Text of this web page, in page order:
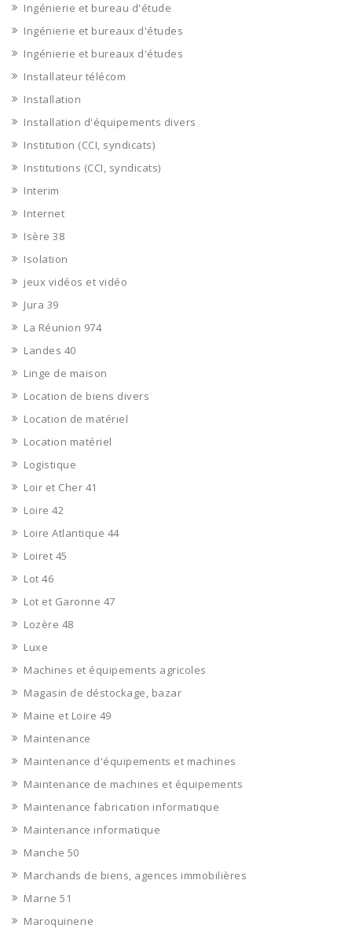
Ingénierie et bureau d'étude
Ingénierie et bureaux d'études
Ingénierie et bureaux d'études
Installateur télécom
Installation
Installation d'équipements divers
Institution (CCI, syndicats)
Institutions (CCI, syndicats)
Interim
Internet
Isère 38
Isolation
jeux vidéos et vidéo
Jura 39
La Réunion 974
Landes 40
Linge de maison
Location de biens divers
Location de matériel
Location matériel
Logistique
Loir et Cher 41
Loire 42
Loire Atlantique 44
Loiret 45
Lot 46
Lot et Garonne 47
Lozère 48
Luxe
Machines et équipements agricoles
Magasin de déstockage, bazar
Maine et Loire 49
Maintenance
Maintenance d'équipements et machines
Maintenance de machines et équipements
Maintenance fabrication informatique
Maintenance informatique
Manche 50
Marchands de biens, agences immobilières
Marne 51
Maroquinerie